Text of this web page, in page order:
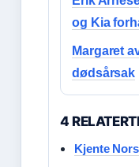
og Kia
Margaret
dødsårsak
4
Kjente